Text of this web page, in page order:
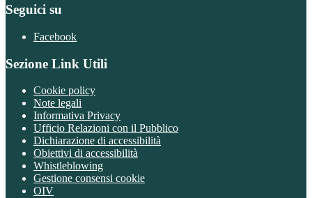
Seguici su
Facebook
Sezione Link Utili
Cookie policy
Note legali
Informativa Privacy
Ufficio Relazioni con il Pubblico
Dichiarazione di accessibilità
Obiettivi di accessibilità
Whistleblowing
Gestione consensi cookie
OIV